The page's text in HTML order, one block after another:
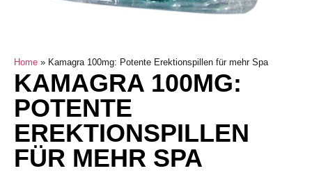
Home » Kamagra 100mg: Potente Erektionspillen für mehr Spa
KAMAGRA 100MG:
POTENTE
EREKTIONSPILLEN
FÜR MEHR SPA